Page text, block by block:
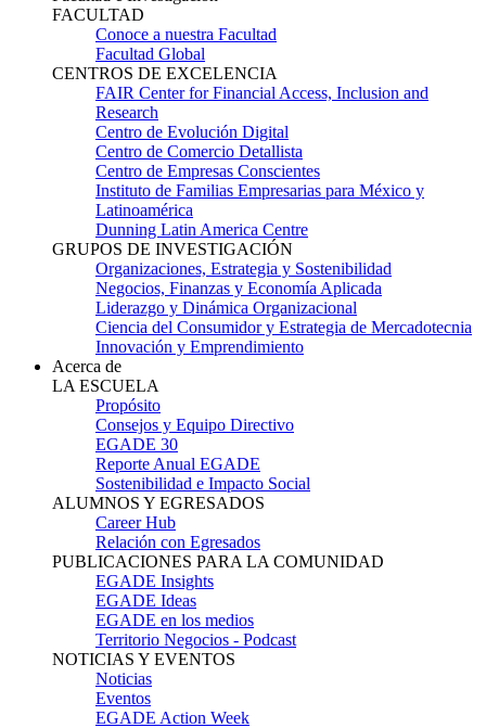
FACULTAD
Conoce a nuestra Facultad
Facultad Global
CENTROS DE EXCELENCIA
FAIR Center for Financial Access, Inclusion and
Research
Centro de Evolución Digital
Centro de Comercio Detallista
Centro de Empresas Conscientes
Instituto de Familias Empresarias para México y
Latinoamérica
Dunning Latin America Centre
GRUPOS DE INVESTIGACIÓN
Organizaciones, Estrategia y Sostenibilidad
Negocios, Finanzas y Economía Aplicada
Liderazgo y Dinámica Organizacional
Ciencia del Consumidor y Estrategia de Mercadotecnia
Innovación y Emprendimiento
Acerca de
LA ESCUELA
Propósito
Consejos y Equipo Directivo
EGADE 30
Reporte Anual EGADE
Sostenibilidad e Impacto Social
ALUMNOS Y EGRESADOS
Career Hub
Relación con Egresados
PUBLICACIONES PARA LA COMUNIDAD
EGADE Insights
EGADE Ideas
EGADE en los medios
Territorio Negocios - Podcast
NOTICIAS Y EVENTOS
Noticias
Eventos
EGADE Action Week